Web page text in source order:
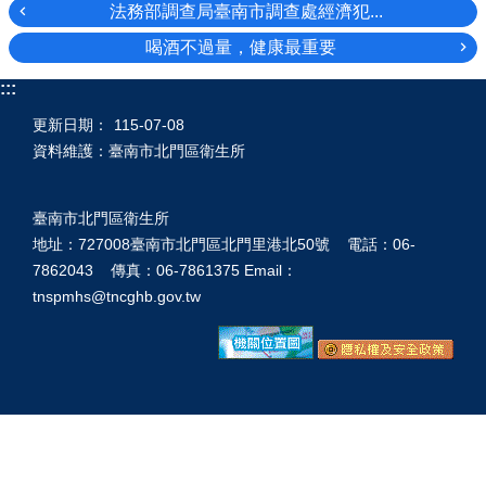
法務部調查局臺南市調查處經濟犯...
喝酒不過量，健康最重要
:::
更新日期：
115-07-08
資料維護：臺南市北門區衛生所
臺南市北門區衛生所
地址：727008臺南市北門區北門里港北50號 電話：06-
7862043 傳真：06-7861375 Email：
tnspmhs@tncghb.gov.tw